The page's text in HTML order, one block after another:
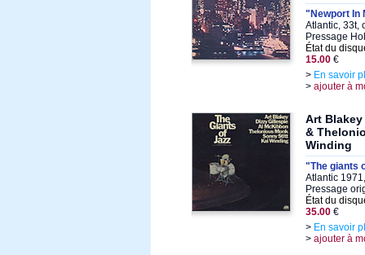
"Newport In
Atlantic, 33t,
Pressage
État du
15.00 €
> En savoir
> ajouter à
Art
&
Winding
"The giants
Atlantic
Pressage
État du
35.00 €
> En savoir
> ajouter à